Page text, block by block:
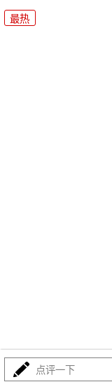
最热
点评一下